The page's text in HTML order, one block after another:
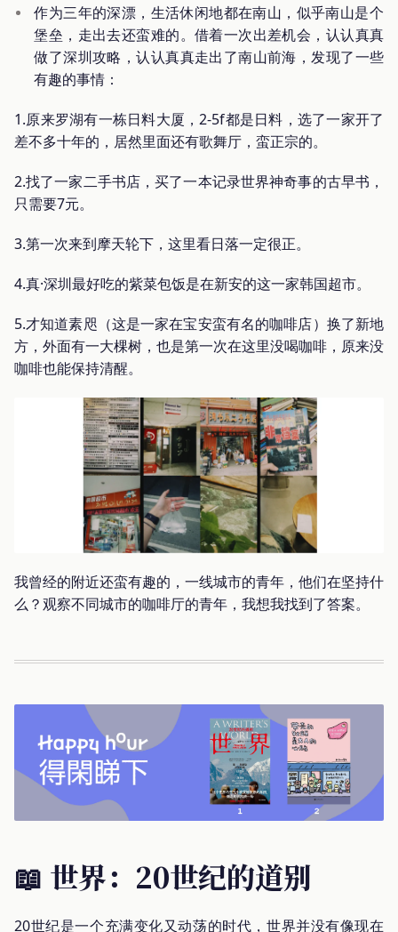
作为三年的深漂，生活休闲地都在南山，似乎南山是个
堡垒，走出去还蛮难的。借着一次出差机会，认认真真
做了深圳攻略，认认真真走出了南山前海，发现了一些
有趣的事情：
1.原来罗湖有一栋日料大厦，2-5f都是日料，选了一家开了
差不多十年的，居然里面还有歌舞厅，蛮正宗的。
2.找了一家二手书店，买了一本记录世界神奇事的古早书，
只需要7元。
3.第一次来到摩天轮下，这里看日落一定很正。
4.真·深圳最好吃的紫菜包饭是在新安的这一家韩国超市。
5.才知道素咫（这是一家在宝安蛮有名的咖啡店）换了新地
方，外面有一大棵树，也是第一次在这里没喝咖啡，原来没
咖啡也能保持清醒。
我曾经的附近还蛮有趣的，一线城市的青年，他们在坚持什
么？观察不同城市的咖啡厅的青年，我想我找到了答案。
📖 世界：20世纪的道别
20世纪是一个充满变化又动荡的时代，世界并没有像现在